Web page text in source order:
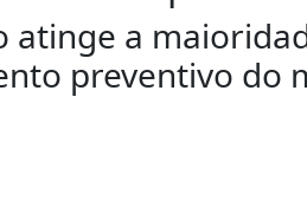
atinge a
preventivo do